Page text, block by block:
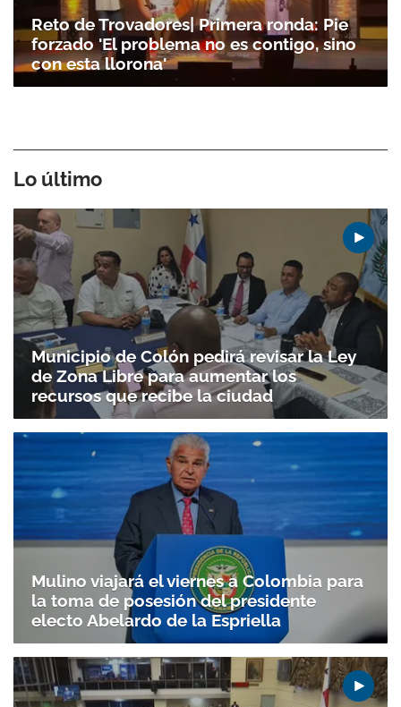
Reto de Trovadores| Primera ronda: Pie
forzado 'El problema no es contigo, sino
con esta llorona'
Lo último
Municipio de Colón pedirá revisar la Ley
de Zona Libre para aumentar los
recursos que recibe la ciudad
Mulino viajará el viernes a Colombia para
la toma de posesión del presidente
electo Abelardo de la Espriella